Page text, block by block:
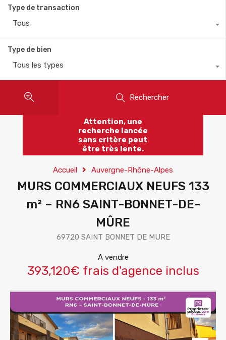
Type de transaction
Tous
Type de bien
Tous les types
Rechercher
Attention, une
recherche lancée
sans critère peut
être très lente.
Accueil Auvergne-Rhône-Alpes
MURS COMMERCIAUX NEUFS 133
m² – RN6 SAINT-BONNET-DE-
MÛRE
69720 SAINT BONNET DE MURE
A vendre
393,120€ frais d'agence inclus